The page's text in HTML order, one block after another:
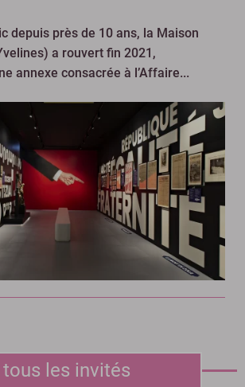
depuis près de 10 ans, la Maison
a rouvert fin 2021,
annexe consacrée à l’Affaire...
tous les invités